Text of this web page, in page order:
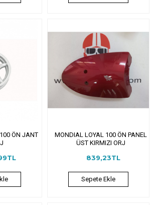
ÖN JANT
MONDIAL LOYAL 100 ÖN PANEL
ÜST KIRMIZI ORJ
839,23TL
Sepete Ekle